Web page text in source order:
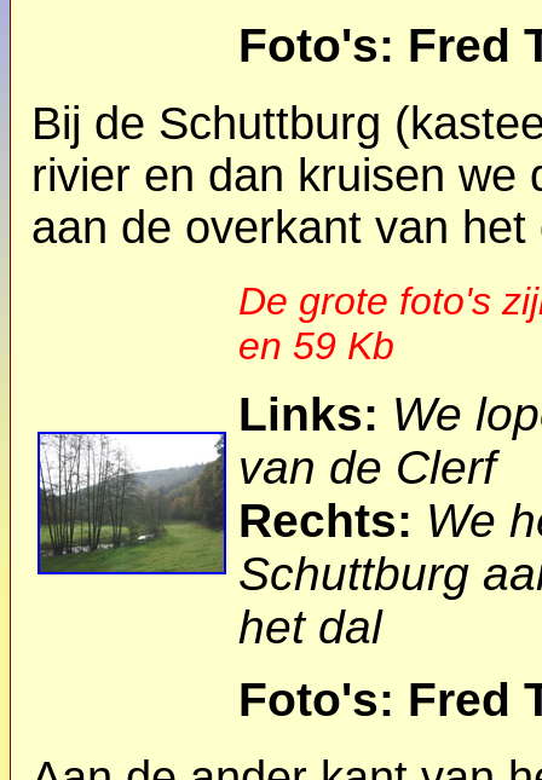
Foto's: Fred
Bij de Schuttburg
rivier en dan kruisen we
aan de overkant van het
De grote foto's
en 59 Kb
Links: We
van de Clerf
Rechts: We
Schuttburg
het dal
Foto's: Fred